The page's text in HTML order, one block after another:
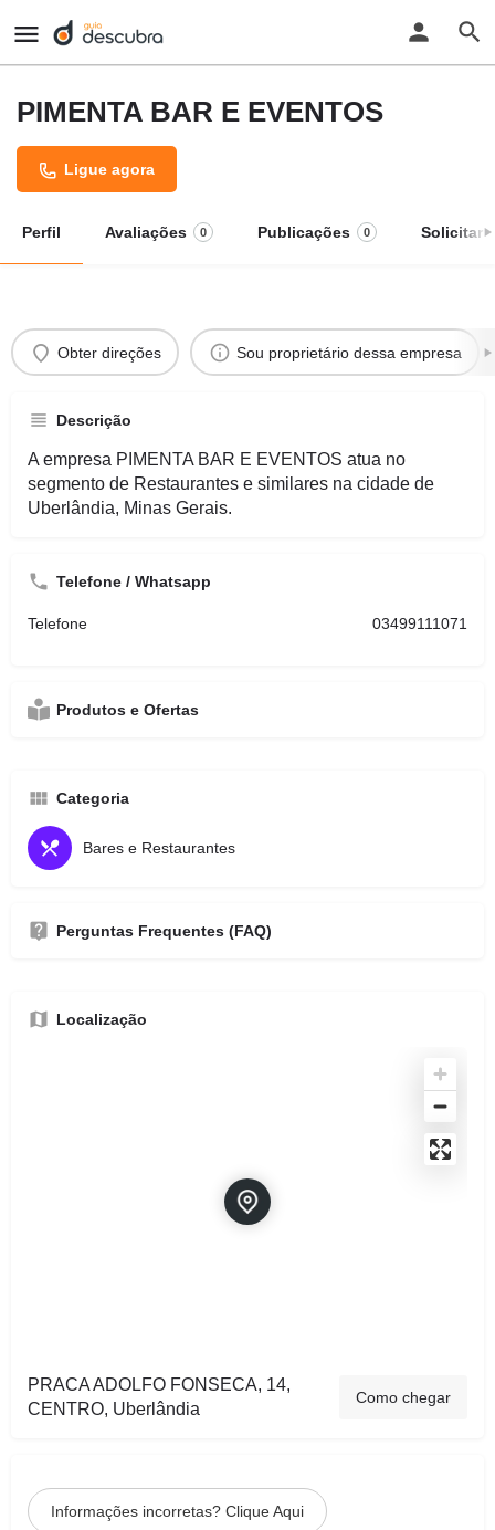
PIMENTA BAR E EVENTOS
Ligue agora
Perfil Avaliações 0 Publicações 0 Solicitar
Obter direções Sou proprietário dessa empresa
Descrição
A empresa PIMENTA BAR E EVENTOS atua no
segmento de Restaurantes e similares na cidade de
Uberlândia, Minas Gerais.
Telefone / Whatsapp
Telefone 03499111071
Produtos e Ofertas
Categoria
Bares e Restaurantes
Perguntas Frequentes (FAQ)
Localização
PRACA ADOLFO FONSECA, 14,
CENTRO, Uberlândia
Como chegar
Informações incorretas? Clique Aqui